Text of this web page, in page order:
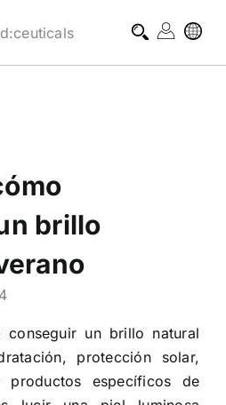
brillo
conseguir un brillo natural
protección solar,
productos específicos de